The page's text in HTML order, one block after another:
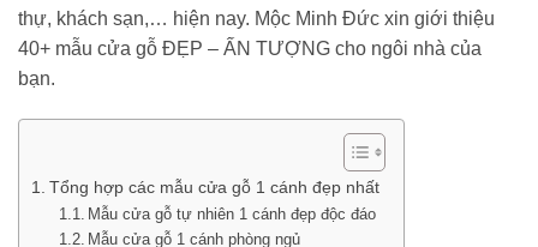
thự, khách sạn,… hiện nay. Mộc Minh Đức xin giới thiệu
40+ mẫu cửa gỗ ĐẸP – ẤN TƯỢNG cho ngôi nhà của
bạn.
Tổng hợp các mẫu cửa gỗ 1 cánh đẹp nhất
Mẫu cửa gỗ tự nhiên 1 cánh đẹp độc đáo
Mẫu cửa gỗ 1 cánh phòng ngủ